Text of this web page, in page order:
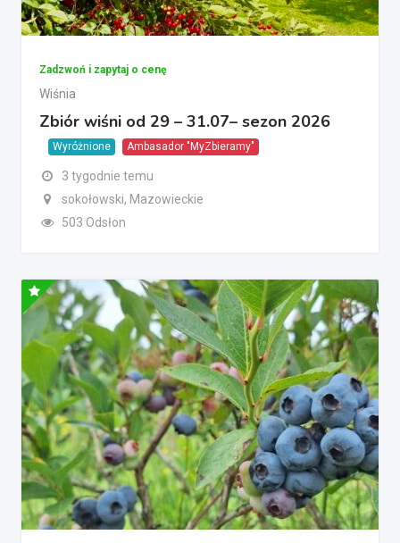
Zadzwoń i zapytaj o cenę
Wiśnia
Zbiór wiśni od 29 – 31.07– sezon 2026
Wyróżnione Ambasador "MyZbieramy"
3 tygodnie temu
sokołowski, Mazowieckie
503 Odsłon